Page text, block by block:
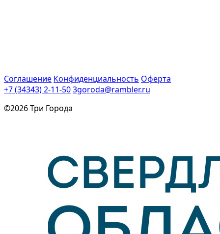
Соглашение Конфиденциальность Оферта
+7 (34343) 2-11-503goroda@rambler.ru
©2026 Три Города